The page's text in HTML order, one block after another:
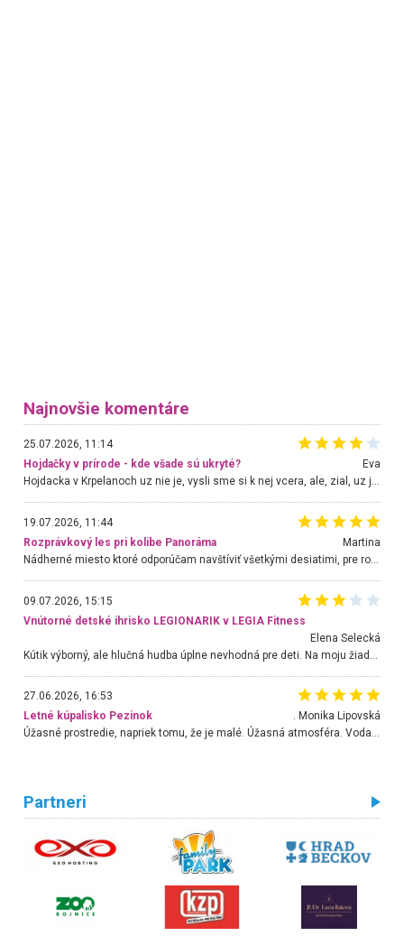
Najnovšie komentáre
25.07.2026, 11:14
Hojdačky v prírode - kde všade sú ukryté?
Eva
Hojdacka v Krpelanoch uz nie je, vysli sme si k nej vcera, ale, zial, uz je znicena. Ak sem planujete cestu len kvoli hojdacke, mozete si ju usetrit. Krasny vyhlad je tu vsak aj bez hojdacky :-)
19.07.2026, 11:44
Rozprávkový les pri kolibe Panoráma
Martina
Nádherné miesto ktoré odporúčam navštíviť všetkými desiatimi, pre rodiny s deťmi, dôchodcom... Proste a jednoducho ozaj rozprávkový les.. určite ešte prídeme. Odniesli sme si na pamiatku krásne tričká,
09.07.2026, 15:15
Vnútorné detské ihrisko LEGIONARIK v LEGIA Fitness
Elena Selecká
27.06.2026, 16:53
Letné kúpalisko Pezinok
. Monika Lipovská
Úžasné prostredie, napriek tomu, že je malé. Úžasná atmosféra. Voda fantastická a nádherná. Ľudí je pomerne veľa, ale su mili a ohľaduplní. Je veľmi zaujímavé sledovať, ako dokážu spolu športovať cudzí ľudia a bez ohľadu na vek. Vládne tu pohoda. Vnuka neviem dostať z vody. Ďakujem za krásny deň . Urcite sa sem vrátim. Jediný problém je s parkovaním, ale aj ten sa mi podarilo vyriešiť. Monika Bratislava
Partneri